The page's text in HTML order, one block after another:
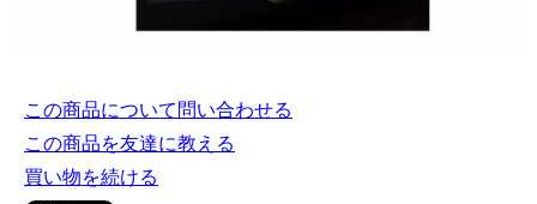
この商品について問い合わせる
この商品を友達に教える
買い物を続ける